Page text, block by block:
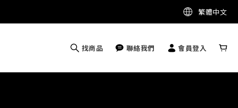
繁體中文
找商品 聯絡我們 會員登入